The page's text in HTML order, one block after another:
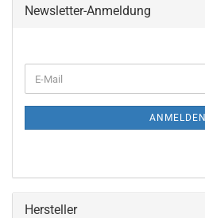
Newsletter-Anmeldung
ZUR
E-
Mail
ANMELDEN
Hersteller